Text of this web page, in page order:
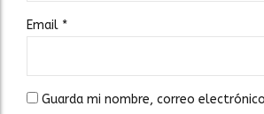
Email *
Guarda mi nombre, correo